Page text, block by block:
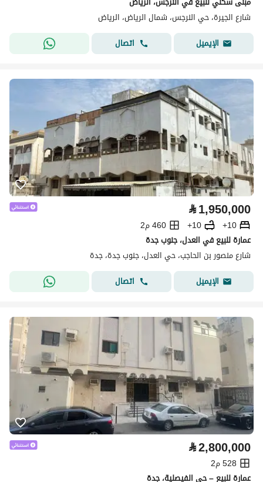
شارع الجيرة، حي النرجس، شمال الرياض، الرياض
الإيميل
اتصال
⃁1,950,000
10+
10+
460 م2
عمارة للبيع في العدل، جنوب جدة
شارع منصور بن الحاجب، حي العدل، جنوب جدة، جدة
الإيميل
اتصال
⃁2,800,000
528 م2
عمارة للبيع – حي الفيصلية، جدة